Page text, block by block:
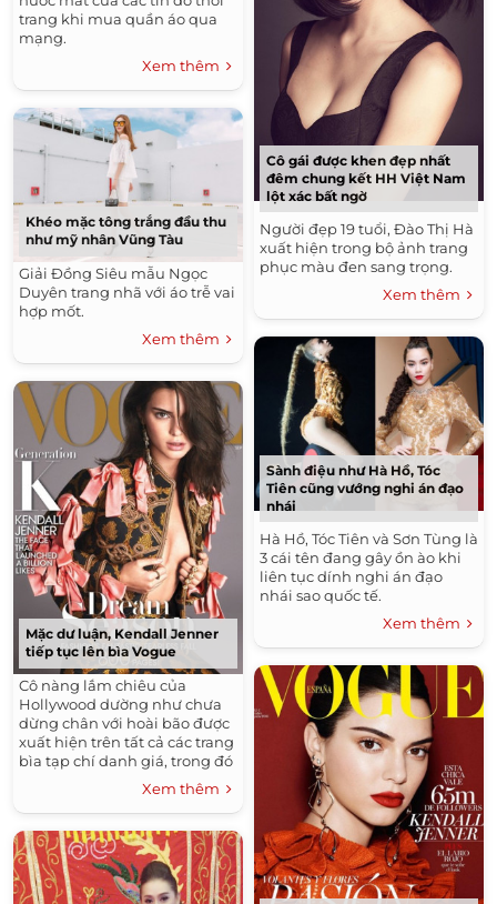
trang khi mua quần áo qua
mạng.
Xem thêm
Khéo mặc tông trắng đầu thu
như mỹ nhân Vũng Tàu
Giải Đồng Siêu mẫu Ngọc
Duyên trang nhã với áo trễ vai
hợp mốt.
Xem thêm
Mặc dư luận, Kendall Jenner
tiếp tục lên bìa Vogue
Cô nàng lắm chiêu của
Hollywood dường như chưa
dừng chân với hoài bão được
xuất hiện trên tất cả các trang
bìa tạp chí danh giá, trong đó
Xem thêm
Cô gái được khen đẹp nhất
đêm chung kết HH Việt Nam
lột xác bất ngờ
Người đẹp 19 tuổi, Đào Thị Hà
xuất hiện trong bộ ảnh trang
phục màu đen sang trọng.
Xem thêm
Sành điệu như Hà Hồ, Tóc
Tiên cũng vướng nghi án đạo
nhái
Hà Hồ, Tóc Tiên và Sơn Tùng là
3 cái tên đang gây ồn ào khi
liên tục dính nghi án đạo
nhái sao quốc tế.
Xem thêm